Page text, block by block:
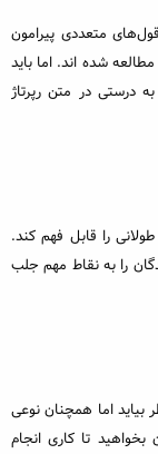
متعددی پیرامون
شده اند. اما باید
درستی در متن رپرتاژ
را قابل فهم کند.
را به نقاط مهم جلب
بیاید اما همچنان نوعی
تا کاری انجام